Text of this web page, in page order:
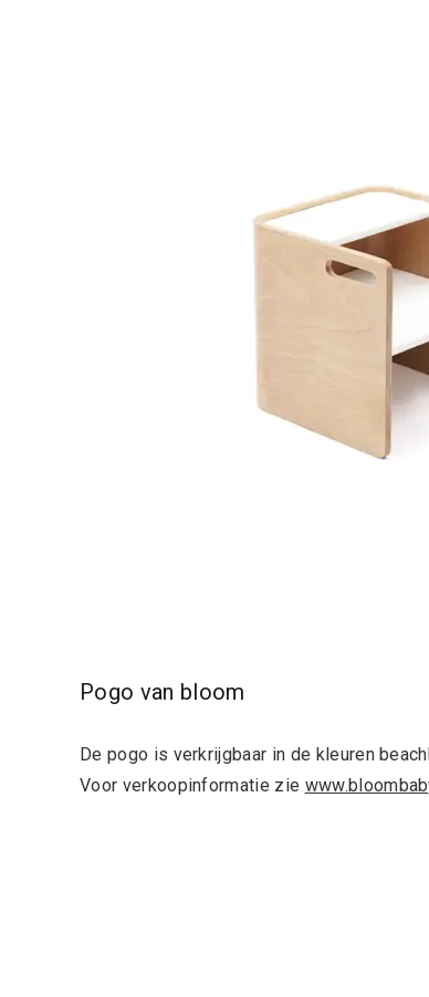
Pogo van bloom
De pogo is verkrijgbaar in de kleuren
Voor verkoopinformatie zie